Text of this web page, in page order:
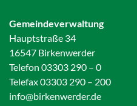
Gemeindeverwaltung
Hauptstraße 34
16547 Birkenwerder
Telefon 03303 290 – 0
Telefax 03303 290 – 200
info@birkenwerder.de